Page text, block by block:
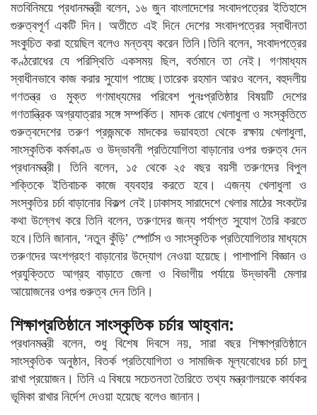
মতবিনিময়ে প্রধানমন্ত্রী বলেন, ১৬ জুন বাংলাদেশের সংবাদপত্রের ইতিহাসে
গুরুত্বপূর্ণ একটি দিন। অতীতে এই দিনে দেশের সংবাদপত্রের স্বাধীনতা
সংকুচিত করা হয়েছিল বলেও মন্তব্য করেন তিনি।তিনি বলেন, সংবাদপত্রের
কণ্ঠরোধের যে পরিস্থিতি একসময় ছিল, বর্তমানে তা নেই। গণমাধ্যম
স্বাধীনভাবে কাজ করার সুযোগ পাচ্ছে।তারেক রহমান আরও বলেন, বহুদলীয়
গণতন্ত্র ও মুক্ত গণমাধ্যমের পরিবেশ পুনঃপ্রতিষ্ঠার বিষয়টি দেশের
গণতান্ত্রিক অগ্রযাত্রার সঙ্গে সম্পর্কিত। মাদক রোধে খেলাধুলা ও সংস্কৃতিতে
গুরুত্বদেশের তরুণ প্রজন্মকে মাদকের ভয়াবহতা থেকে রক্ষায় খেলাধুলা,
সাংস্কৃতিক কর্মকাণ্ড ও উদ্ভাবনী প্রতিযোগিতা বাড়ানোর ওপর গুরুত্ব দেন
প্রধানমন্ত্রী। তিনি বলেন, ১৫ থেকে ২৫ বছর বয়সী তরুণদের বিপুল
শক্তিকে ইতিবাচক কাজে ব্যবহার করতে হবে। এজন্য খেলাধুলা ও
সংস্কৃতির চর্চা বাড়ানোর বিকল্প নেই।ঢাকাসহ সারাদেশে খেলার মাঠের সংকটের
কথা উল্লেখ করে তিনি বলেন, তরুণদের জন্য পর্যাপ্ত সুযোগ তৈরি করতে
হবে।তিনি জানান, ‘নতুন কুঁড়ি’ স্পোর্টস ও সাংস্কৃতিক প্রতিযোগিতার মাধ্যমে
তরুণদের অংশগ্রহণ বাড়ানোর উদ্যোগ নেওয়া হয়েছে। পাশাপাশি বিজ্ঞান ও
প্রযুক্তিতে আগ্রহ বাড়াতে জেলা ও বিভাগীয় পর্যায়ে উদ্ভাবনী মেলার
আয়োজনের ওপর গুরুত্ব দেন তিনি।
শিক্ষাপ্রতিষ্ঠানে সাংস্কৃতিক চর্চার আহ্বান:
প্রধানমন্ত্রী বলেন, শুধু বিশেষ দিবসে নয়, সারা বছর শিক্ষাপ্রতিষ্ঠানে
সাংস্কৃতিক অনুষ্ঠান, বিতর্ক প্রতিযোগিতা ও সামাজিক মূল্যবোধের চর্চা চালু
রাখা প্রয়োজন। তিনি এ বিষয়ে সচেতনতা তৈরিতে তথ্য মন্ত্রণালয়কে কার্যকর
ভূমিকা রাখার নির্দেশ দেওয়া হয়েছে বলেও জানান।